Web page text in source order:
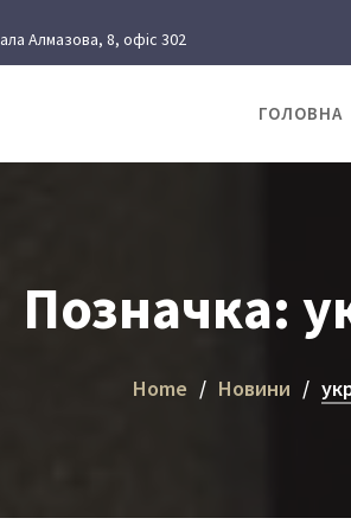
Алмазова, 8, офіс 302
ГОЛОВНА
Позначка:
Home Новини